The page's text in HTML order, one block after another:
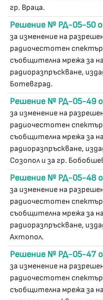
гр. Враца.
Решение № РД-05-50
за изменение на
радиочестотен
съобщителна мрежа за
радиоразпръскване,
Ботевград.
Решение № РД-05-49
за изменение на
радиочестотен
съобщителна мрежа за
радиоразпръскване,
Созопол и за гр.
Решение № РД-05-48
за изменение на
радиочестотен
съобщителна мрежа за
радиоразпръскване,
Ахтопол.
Решение № РД-05-47
за изменение на
радиочестотен
съобщителна мрежа за